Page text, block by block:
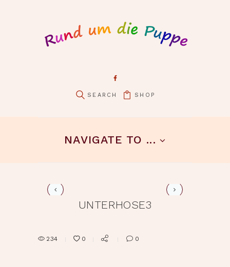
SHOP
NAVIGATE TO ...
unterhose4
UNTERHOSE3
234 0 0